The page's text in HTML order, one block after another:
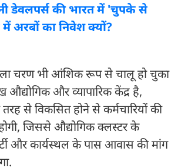
डेवलपर्स की भारत में 'चुपके से
में अरबों का निवेश क्यों?
चरण भी आंशिक रूप से चालू हो चुका
औद्योगिक और व्यापारिक केंद्र है,
तरह से विकसित होने से कर्मचारियों की
जिससे औद्योगिक क्लस्टर के
और कार्यस्थल के पास आवास की मांग